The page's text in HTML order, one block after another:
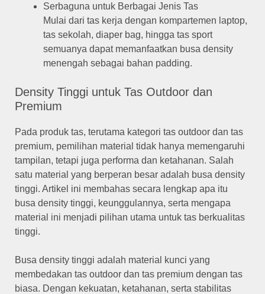
Serbaguna untuk Berbagai Jenis Tas
Mulai dari tas kerja dengan kompartemen laptop,
tas sekolah, diaper bag, hingga tas sport
semuanya dapat memanfaatkan busa density
menengah sebagai bahan padding.
Density Tinggi untuk Tas Outdoor dan
Premium
Pada produk tas, terutama kategori tas outdoor dan tas
premium, pemilihan material tidak hanya memengaruhi
tampilan, tetapi juga performa dan ketahanan. Salah
satu material yang berperan besar adalah busa density
tinggi. Artikel ini membahas secara lengkap apa itu
busa density tinggi, keunggulannya, serta mengapa
material ini menjadi pilihan utama untuk tas berkualitas
tinggi.
Busa density tinggi adalah material kunci yang
membedakan tas outdoor dan tas premium dengan tas
biasa. Dengan kekuatan, ketahanan, serta stabilitas